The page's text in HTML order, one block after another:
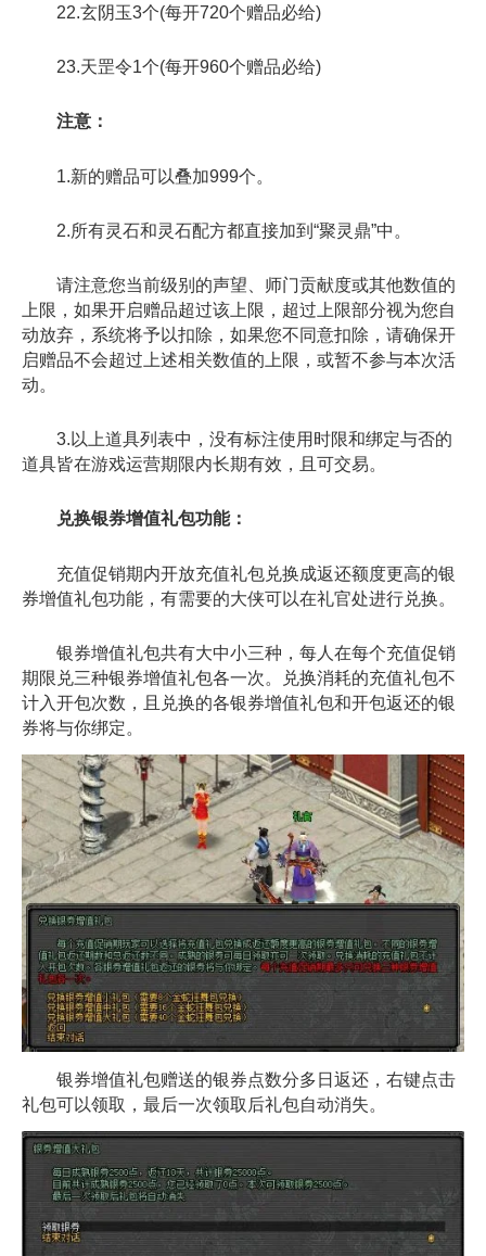
22.玄阴玉3个(每开720个赠品必给)
23.天罡令1个(每开960个赠品必给)
注意：
1.新的赠品可以叠加999个。
2.所有灵石和灵石配方都直接加到“聚灵鼎”中。
请注意您当前级别的声望、师门贡献度或其他数值的
上限，如果开启赠品超过该上限，超过上限部分视为您自
动放弃，系统将予以扣除，如果您不同意扣除，请确保开
启赠品不会超过上述相关数值的上限，或暂不参与本次活
动。
3.以上道具列表中，没有标注使用时限和绑定与否的
道具皆在游戏运营期限内长期有效，且可交易。
兑换银券增值礼包功能：
充值促销期内开放充值礼包兑换成返还额度更高的银
券增值礼包功能，有需要的大侠可以在礼官处进行兑换。
银券增值礼包共有大中小三种，每人在每个充值促销
期限兑三种银券增值礼包各一次。兑换消耗的充值礼包不
计入开包次数，且兑换的各银券增值礼包和开包返还的银
券将与你绑定。
银券增值礼包赠送的银券点数分多日返还，右键点击
礼包可以领取，最后一次领取后礼包自动消失。